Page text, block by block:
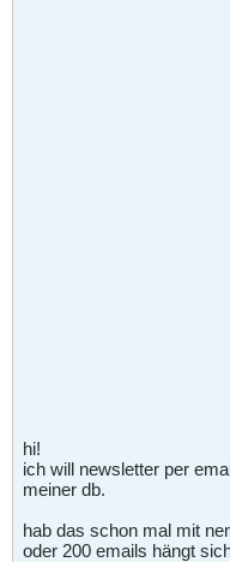
hi!
ich will newsletter per
meiner db.
hab das schon mal mit
oder 200 emails hängt